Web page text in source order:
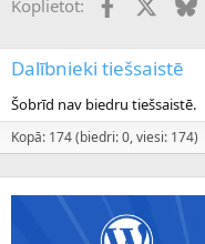
Koplietot:
Dalībnieki tiešsaistē
Šobrīd nav biedru tiešsaistē.
Kopā: 174 (biedri: 0, viesi: 174)